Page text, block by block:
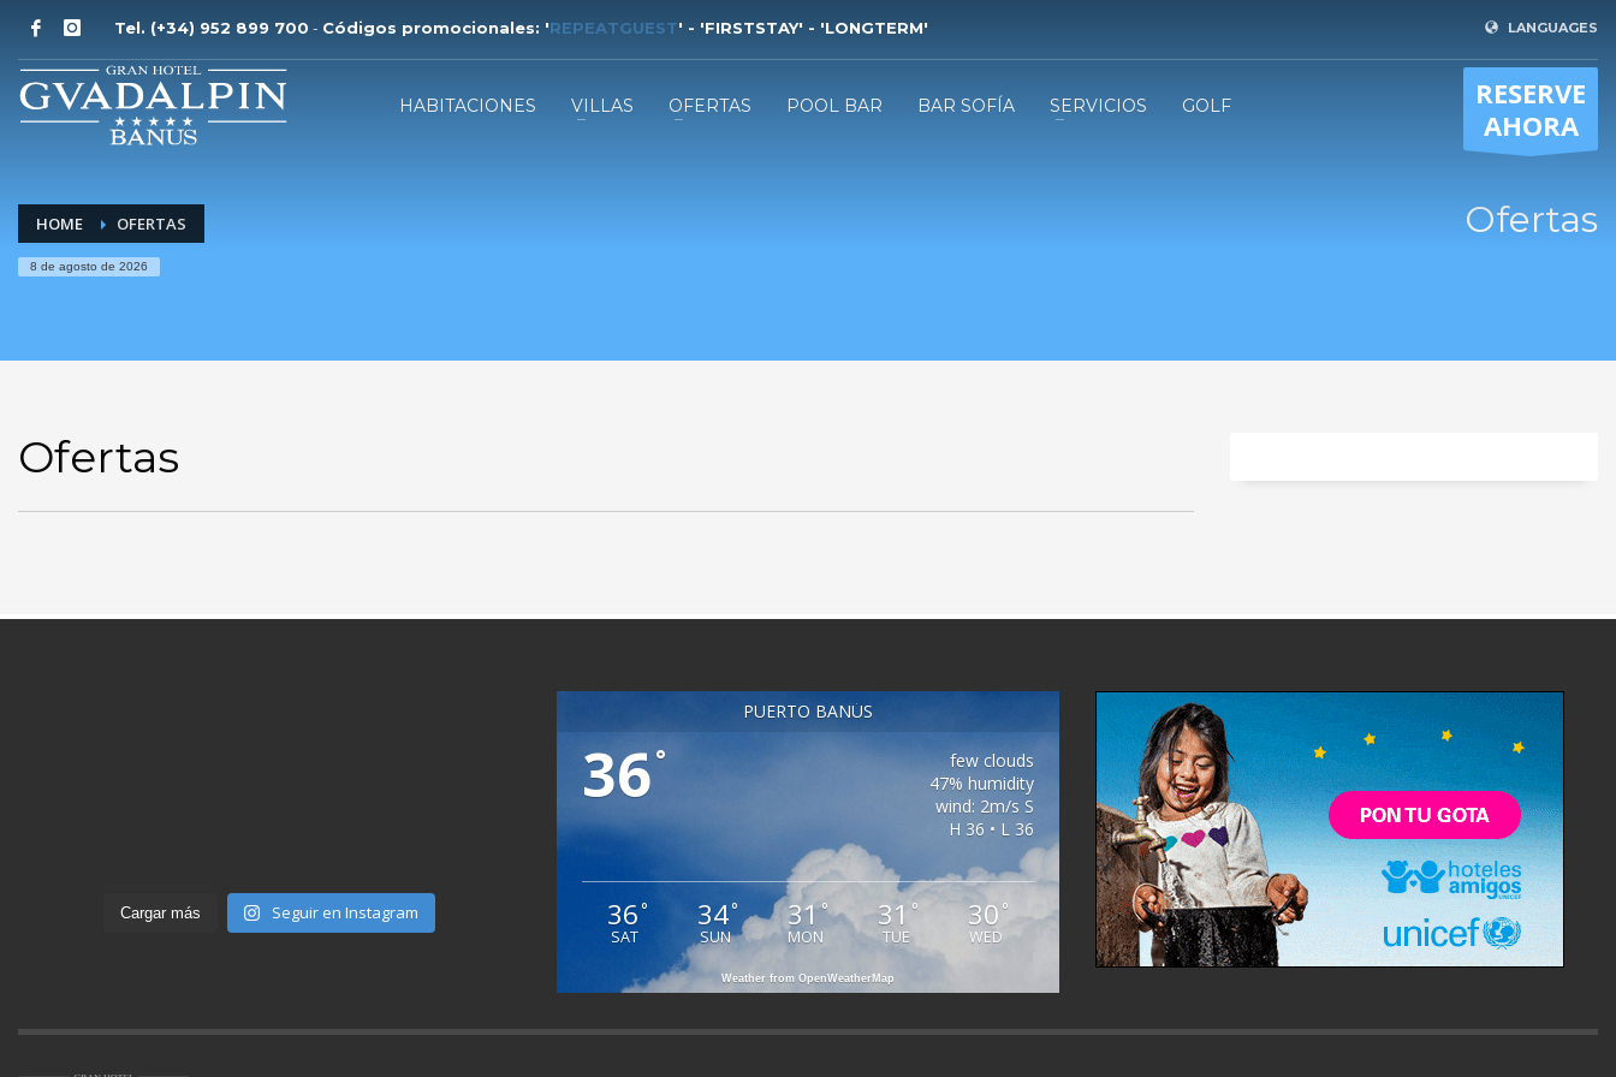
Tel. (+34) 952 899 700 - Códigos promocionales: 'REPEATGUEST' - 'FIRSTSTAY' - 'LONGTERM' LANGUAGES
HABITACIONES VILLAS OFERTAS POOL BAR BAR SOFÍA SERVICIOS GOLF
RESERVE
AHORA
HOME OFERTAS
8 de agosto de 2026
Ofertas
Ofertas
Cargar más Seguir en Instagram
PUERTO BANÚS
36°
few clouds
47% humidity
wind: 2m/s S
H 36 • L 36
36°
SAT
34°
SUN
31°
MON
31 °
TUE
30 °
WED
Weather from OpenWeatherMap